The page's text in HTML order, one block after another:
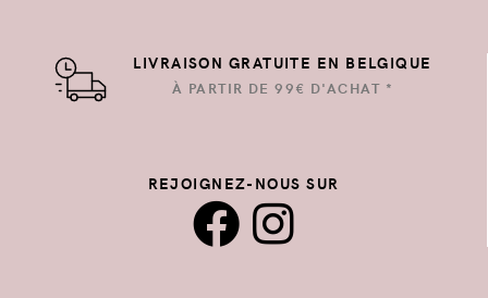
LIVRAISON GRATUITE EN BELGIQUE
À PARTIR DE 99€ D'ACHAT *
REJOIGNEZ-NOUS SUR